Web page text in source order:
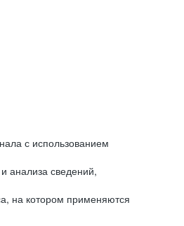
с использованием
анализа сведений,
на котором применяются